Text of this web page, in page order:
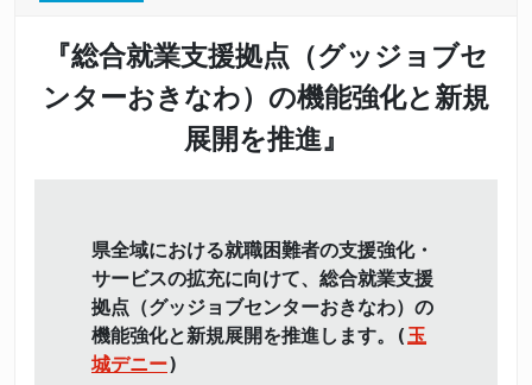
『総合就業支援拠点（グッジョブセ
ンターおきなわ）の機能強化と新規
展開を推進』
県全域における就職困難者の支援強化・
サービスの拡充に向けて、総合就業支援
拠点（グッジョブセンターおきなわ）の
機能強化と新規展開を推進します。( 玉
城デニー)